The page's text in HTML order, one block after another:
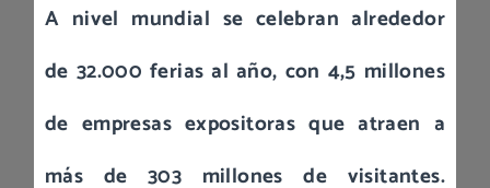
A nivel mundial se celebran alrededor
de 32.000 ferias al año, con 4,5 millones
de empresas expositoras que atraen a
más de 303 millones de visitantes.